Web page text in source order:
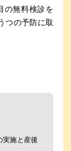
の無料検診を
つの予防に取
実施と産後